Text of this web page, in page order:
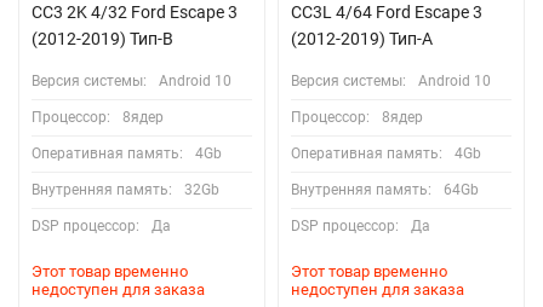
CC3 2K 4/32 Ford Escape 3
(2012-2019) Тип-B
Версия системы: Android 10
Процессор: 8ядер
Оперативная память: 4Gb
Внутренняя память: 32Gb
DSP процессор: Да
Этот товар временно
недоступен для заказа
CC3L 4/64 Ford Escape 3
(2012-2019) Тип-A
Версия системы: Android 10
Процессор: 8ядер
Оперативная память: 4Gb
Внутренняя память: 64Gb
DSP процессор: Да
Этот товар временно
недоступен для заказа